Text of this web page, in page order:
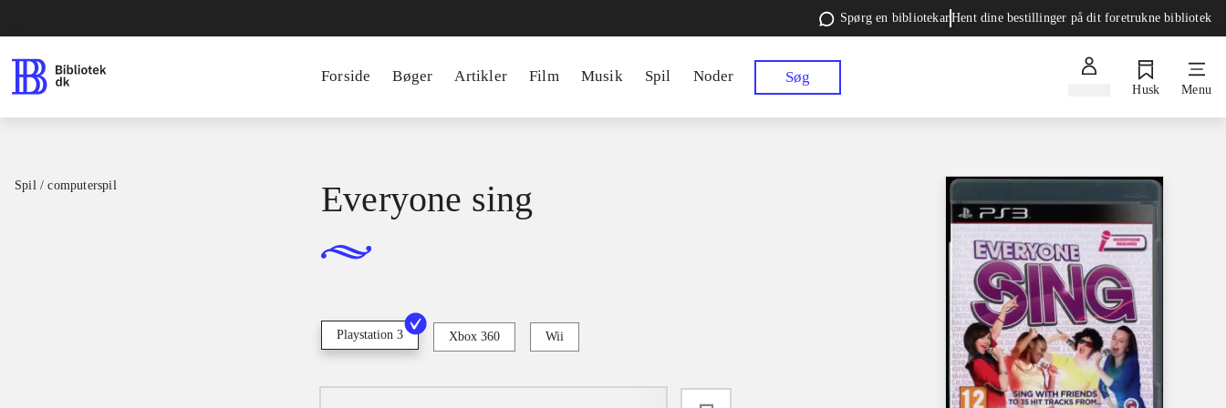
Spørg en bibliotekarHent dine bestillinger på dit foretrukne bibliotek
Forside Bøger Artikler Film Musik Spil Noder Søg
Husk Menu
Spil / computerspil Everyone sing
Playstation 3 Xbox 360 Wii